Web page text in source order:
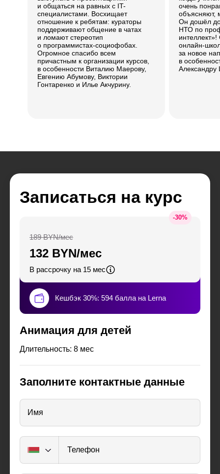
очень
объясняют,
Он дошёл
НТО по
онлайн-
за новое
в
Александру
и общаться на равных с IT-
специалистами. Восхищает
отношение к ребятам: кураторы
поддерживают общение в чатах
и ломают стереотип
о программистах-социофобах.
Огромное спасибо всем
причастным к организации курсов,
в особенности Виталию Маерову,
Евгению Абумову, Виктории
Гонтаренко и Илье Акчурину.
Записаться на курс
-30%
132 BYN/мес
189 BYN/мес
В рассрочку на 15 мес
Кешбэк 30%: 594 балла на Lerna
Анимация для детей
Длительность: 8 мес
Заполните контактные данные
Имя
Телефон